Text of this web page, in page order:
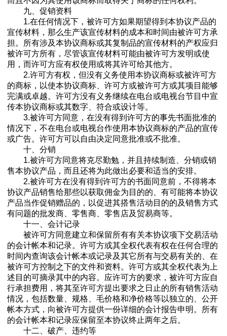
九、促销资料
1.在任何情况下，被许可方如果期望得到本协议产品的
宣传材料，那么生产该宣传材料的成本和时间由被许可方承
担。所有涉及本协议商标或其复制品的宣传材料的产权应归
被许可方所有，尽管该宣传材料可能由被许可方发明或使
用，而许可方应有权使用或将其许可给其他方。
2.许可方有权，但没有义务使用本协议商标或被许可方
的商标，以使本协议商标、许可方或被许可方或其项目能够
完满或卓越。许可方没有义务继续在电台或电视台节目中宣
传本协议商标或其数字、符合或设计等。
3.被许可方同意，在没有得到许可方的事先书面批准的
情况下，不在电台或电视台作使用本协议商标的产品的宣传
或广告。许可方可以自由决定同意批准或不批准。
十、分销
1.被许可方同意将克尽勤勉，并且持续制造、分销或销
售本协议产品，而且还将为此做出必要和适当的安排。
2.被许可方在没有得到许可方的书面同意前，不得将本
协议产品销售给那些以获取佣金为目的的、有可能将本协议
产品当作促销赠品的，以促进其搭售活动目的的及销售方式
有问题的批发商、零售商、零售店及贸易商等。
十一、会计记录
被许可方同意建立和保留所有有关本协议项下交易活动
的会计帐本和记录。许可方或其全权代表有权在任何合理的
时间内查询该会计帐本或记录及其它所有与交易有关的、在
被许可方控制之下的文件和资料。许可方或其全权代表为上
述目的可摘录其中的内容。应许可方的要求，被许可方应自
行承担费用，将其至许可方提出要求之日止的所有销售活动
情况，包括数量、规格、毛价格和净价格等以独立的、公开
帐本方式，向被许可方提供一份详细的会计报告申明。所有
的会计帐本和记录应保留至本协议终止两年之后。
十二、破产、违约等